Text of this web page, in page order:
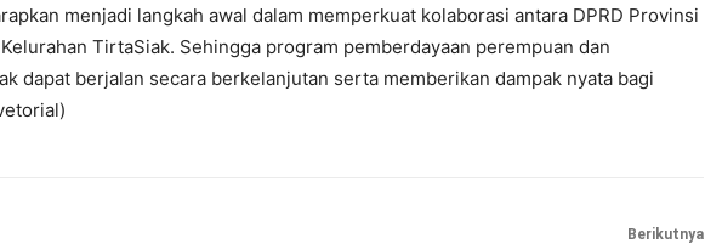
menjadi langkah awal dalam memperkuat kolaborasi antara DPRD Provinsi
TirtaSiak. Sehingga program pemberdayaan perempuan dan
dapat berjalan secara berkelanjutan serta memberikan dampak nyata bagi
Berikutnya